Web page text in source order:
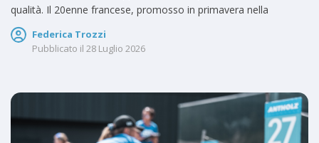
qualità. Il 20enne francese, promosso in primavera nella
Federica Trozzi
Pubblicato il 28 Luglio 2026